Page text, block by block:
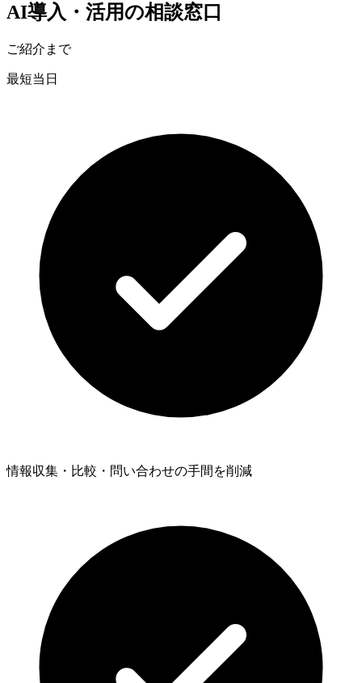
AI導入・活用の相談窓口
ご紹介まで
最短当日
情報収集・比較・問い合わせの手間を削減